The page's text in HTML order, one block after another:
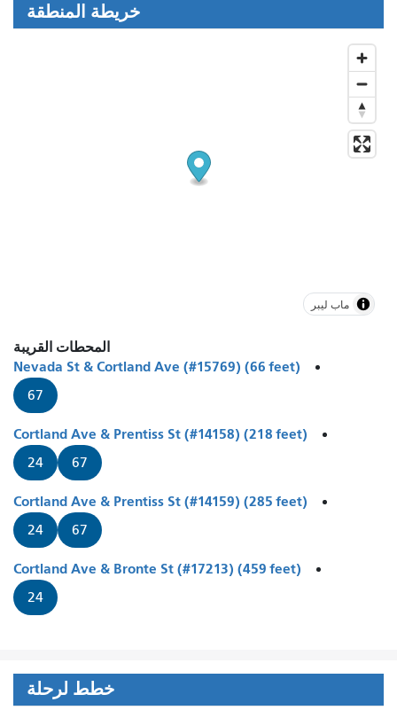
خريطة المنطقة
ماب ليبر
المحطات القريبة
Nevada St & Cortland Ave (#15769) (66 feet)
67
Cortland Ave & Prentiss St (#14158) (218 feet)
24 67
Cortland Ave & Prentiss St (#14159) (285 feet)
24 67
Cortland Ave & Bronte St (#17213) (459 feet)
24
خطط لرحلة